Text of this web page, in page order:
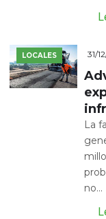
LOCALES 31/
La
no...